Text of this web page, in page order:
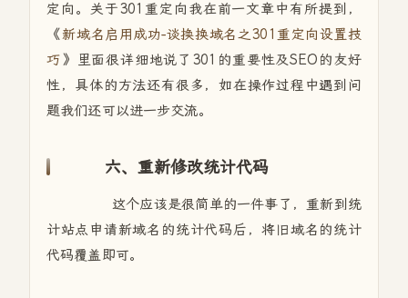
定向。关于301重定向我在前一文章中有所提到，
《新域名启用成功-谈换换域名之301重定向设置技
巧 》里面很详细地说了301的重要性及SEO的友好
性，具体的方法还有很多，如在操作过程中遇到问
题我们还可以进一步交流。
六、重新修改统计代码
这个应该是很简单的一件事了，重新到统
计站点申请新域名的统计代码后，将旧域名的统计
代码覆盖即可。